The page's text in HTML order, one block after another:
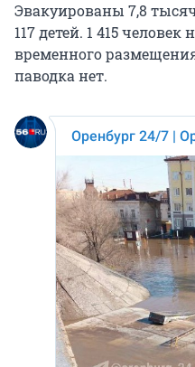
Эвакуированы 7,8
117 детей. 1 415
временного
паводка нет.